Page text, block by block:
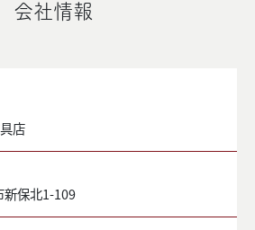
会社情報
店
新保北1-109